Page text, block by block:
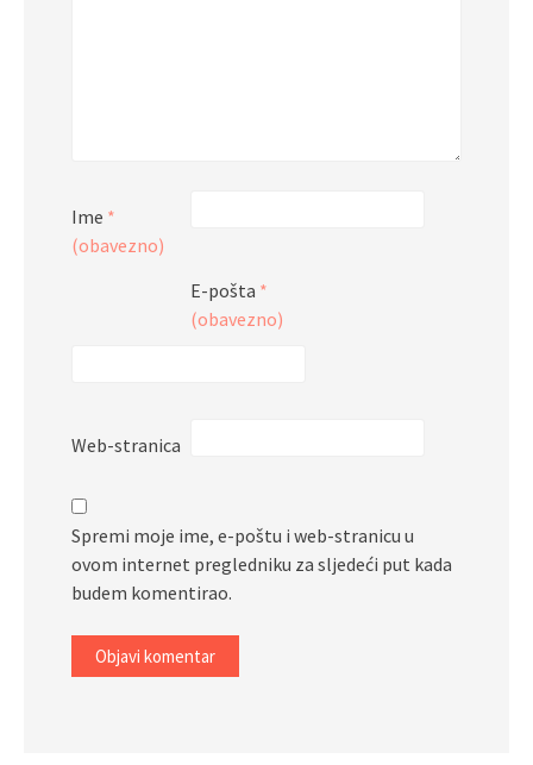
Ime *
(obavezno)
E-pošta *
(obavezno)
Web-stranica
Spremi moje ime, e-poštu i web-stranicu u
ovom internet pregledniku za sljedeći put kada
budem komentirao.